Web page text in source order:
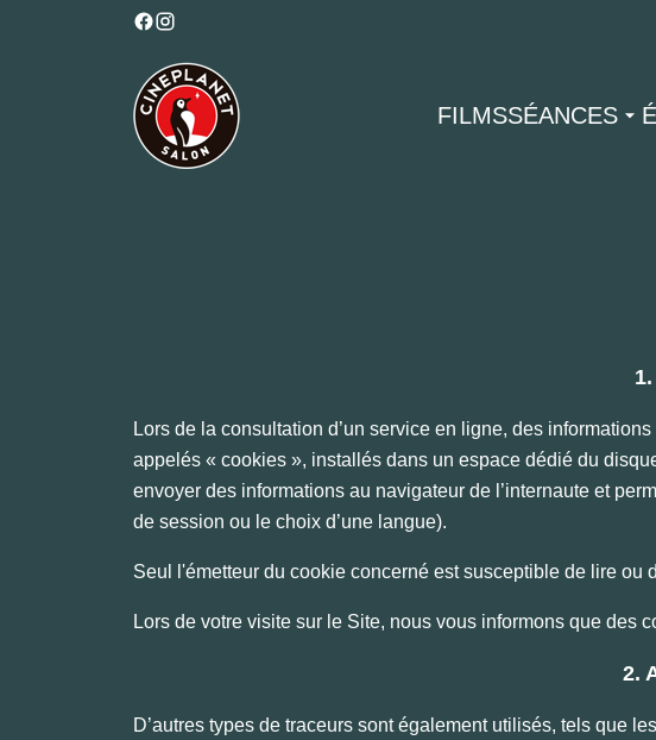
FILMSSÉANCES
Lors de la consultation d’un service en ligne, des
appelés « cookies », installés dans un espace dédié du
envoyer des informations au navigateur de l’internaute et
de session ou le choix d’une langue).
Seul l'émetteur du cookie concerné est susceptible de lire ou
Lors de votre visite sur le Site, nous vous informons que des
2.
D’autres types de traceurs sont également utilisés, tels que